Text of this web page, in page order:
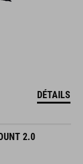
DÉTAILS
2.0